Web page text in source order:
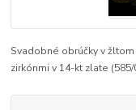
Svadobné obrúčky v
zirkónmi v 14-kt zlate